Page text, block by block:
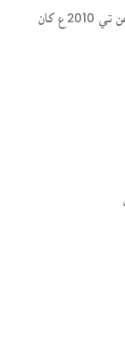
سنڌسلامت ڪتاب گهر ھڪ آن لائين لائبريري آھي، جنھن تي 2010ع کان